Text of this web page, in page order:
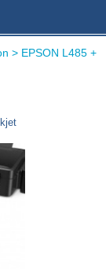
> EPSON L485 +